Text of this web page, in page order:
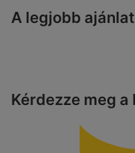
A legjobb
Kérdezze meg a